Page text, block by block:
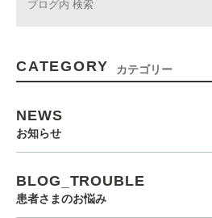
CATEGORY カテゴリー
NEWS
お知らせ
BLOG_TROUBLE
患者さまのお悩み